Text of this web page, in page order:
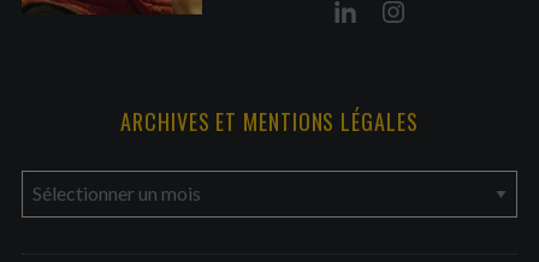
ARCHIVES ET MENTIONS LÉGALES
r
c